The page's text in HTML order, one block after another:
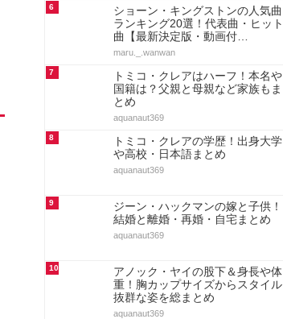
6
ショーン・キングストンの人気曲
ランキング20選！代表曲・ヒット
曲【最新決定版・動画付…
maru._.wanwan
7
トミコ・クレアはハーフ！本名や
国籍は？父親と母親など家族もま
とめ
aquanaut369
8
トミコ・クレアの学歴！出身大学
や高校・日本語まとめ
aquanaut369
9
ジーン・ハックマンの嫁と子供！
結婚と離婚・再婚・自宅まとめ
aquanaut369
10
アノック・ヤイの股下＆身長や体
重！胸カップサイズからスタイル
抜群な姿を総まとめ
aquanaut369